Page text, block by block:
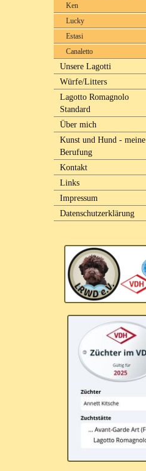
Ken
Lucky
Estasi
Canaletto
Unsere Lagotti
Würfe/Litters
Lagotto Romagnolo
Standard
Über mich
Kunst und Hund - meine
Berufung
Kontakt
Links
Impressum
Datenschutzerklärung